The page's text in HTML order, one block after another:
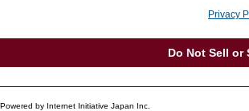
Privacy
Do Not Sell or
Powered by Internet Initiative Japan Inc.